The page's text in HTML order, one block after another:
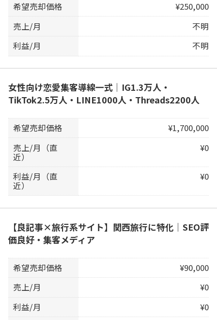
希望売却価格
¥250,000
売上/月
不明
利益/月
不明
女性向け恋愛集客導線一式｜IG1.3万人・
TikTok2.5万人・LINE1000人・Threads2200人
希望売却価格
¥1,700,000
売上/月（直
近）
¥0
利益/月（直
近）
¥0
【良記事×旅行系サイト】関西旅行に特化｜SEO評
価良好・集客メディア
希望売却価格
¥90,000
売上/月
¥0
利益/月
¥0